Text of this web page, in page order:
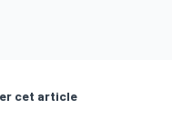
cet article